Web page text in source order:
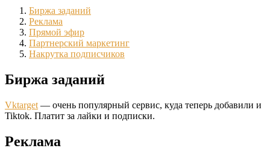
Биржа заданий
Реклама
Прямой эфир
Партнерский маркетинг
Накрутка подписчиков
Биржа заданий
Vktarget — очень популярный сервис, куда теперь добавили и
Tiktok. Платит за лайки и подписки.
Реклама